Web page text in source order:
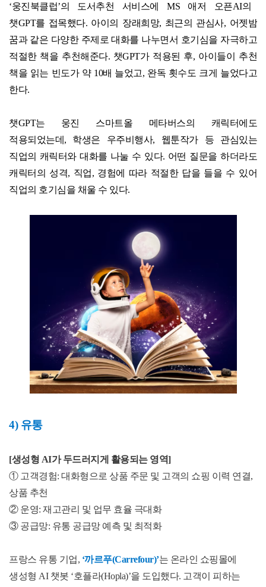
‘웅진북클럽’의 도서추천 서비스에 MS 애저 오픈AI의
챗GPT를 접목했다. 아이의 장래희망, 최근의 관심사, 어젯밤
꿈과 같은 다양한 주제로 대화를 나누면서 호기심을 자극하고
적절한 책을 추천해준다. 챗GPT가 적용된 후, 아이들이 추천
책을 읽는 빈도가 약10배 늘었고, 완독 횟수도 크게 늘었다고
한다.
챗GPT는 웅진 스마트올 메타버스의 캐릭터에도
적용되었는데 , 학생은 우주비행사, 웹툰작가 등 관심있는
직업의 캐릭터와 대화를 나눌 수 있다. 어떤 질문을 하더라도
캐릭터의 성격, 직업, 경험에 따라 적절한 답을 들을 수 있어
직업의 호기심을 채울 수 있다.
4) 유통
[생성형 AI가 두드러지게 활용되는 영역]
① 고객경험: 대화형으로 상품 주문 및 고객의 쇼핑 이력 연결,
상품 추천
② 운영: 재고관리 및 업무 효율 극대화
③ 공급망: 유통 공급망 예측 및 최적화
프랑스 유통 기업, ‘까르푸(Carrefour)’는 온라인 쇼핑몰에
생성형 AI 챗봇 ‘호플라(Hopla)’을 도입했다. 고객이 피하는